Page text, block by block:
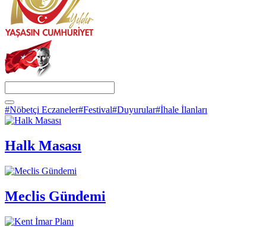
#Nöbetçi Eczaneler#Festival#Duyurular#İhale İlanları
Halk Masası
Meclis Gündemi